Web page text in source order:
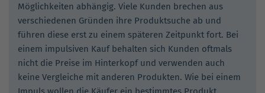
Möglichkeiten abhängig. Viele Kunden brechen aus
verschiedenen Gründen ihre Produktsuche ab und
führen diese erst zu einem späteren Zeitpunkt fort. Bei
einem impulsiven Kauf behalten sich Kunden oftmals
nicht die Preise im Hinterkopf und verwenden auch
keine Vergleiche mit anderen Produkten. Wie bei einem